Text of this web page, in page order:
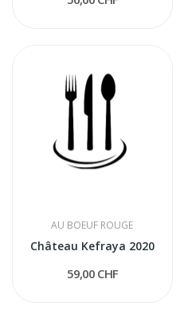
AU BOEUF ROUGE
Château Kefraya 2020
59,00 CHF